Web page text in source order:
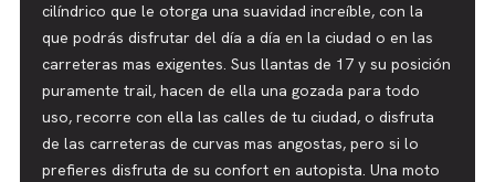
cilíndrico que le otorga una suavidad increíble, con la
que podrás disfrutar del día a día en la ciudad o en las
carreteras mas exigentes. Sus llantas de 17 y su posición
puramente trail, hacen de ella una gozada para todo
uso, recorre con ella las calles de tu ciudad, o disfruta
de las carreteras de curvas mas angostas, pero si lo
prefieres disfruta de su confort en autopista. Una moto